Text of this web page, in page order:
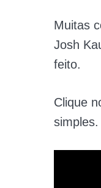
Muitas
Josh
feito.
Clique
simples.